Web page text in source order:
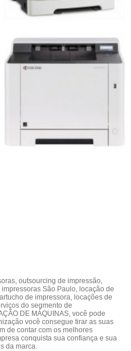
outsourcing de impressão,
São Paulo, locação de
de impressora, locações de
do segmento de
DE MÁQUINAS, você pode
você consegue tirar as suas
de contar com os melhores
conquista sua confiança e sua
da marca.